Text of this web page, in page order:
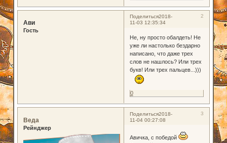
Поделиться 2
2018-
11-03 12:35:34
Ави
Гость
Не, ну просто обалдеть! Не
уже ли настолько бездарно
написано, что даже трех
слов не нашлось? Или трех
букв! Или трех пальцев...)))
0
Поделиться 3
2018-
11-04 00:27:08
Веда
Рейнджер
Авичка, с победой